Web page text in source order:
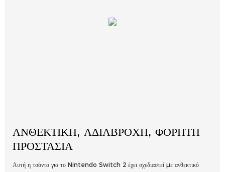
ΑΝΘΕΚΤΙΚΉ, ΑΔΙΆΒΡΟΧΗ, ΦΟΡΗΤΉ
ΠΡΟΣΤΑΣΊΑ
Αυτή η τσάντα για το Nintendo Switch 2 έχει σχεδιαστεί με ανθεκτικό